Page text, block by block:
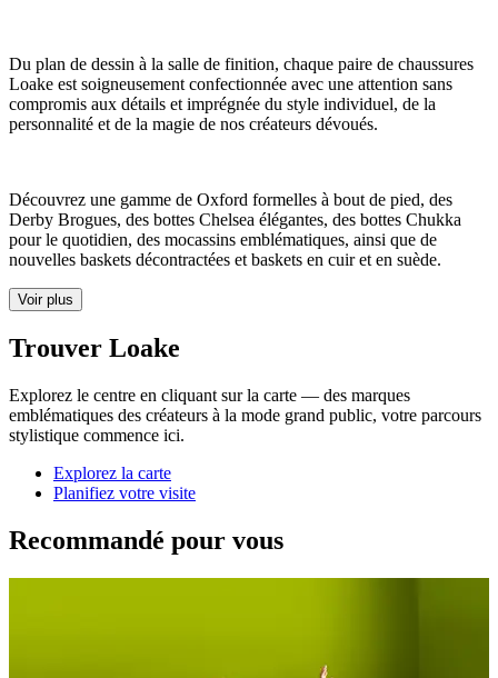
Du plan de dessin à la salle de finition, chaque paire de chaussures
Loake est soigneusement confectionnée avec une attention sans
compromis aux détails et imprégnée du style individuel, de la
personnalité et de la magie de nos créateurs dévoués.
Découvrez une gamme de Oxford formelles à bout de pied, des
Derby Brogues, des bottes Chelsea élégantes, des bottes Chukka
pour le quotidien, des mocassins emblématiques, ainsi que de
nouvelles baskets décontractées et baskets en cuir et en suède.
Voir plus
Trouver Loake
Explorez le centre en cliquant sur la carte — des marques
emblématiques des créateurs à la mode grand public, votre parcours
stylistique commence ici.
Explorez la carte
Planifiez votre visite
Recommandé pour vous